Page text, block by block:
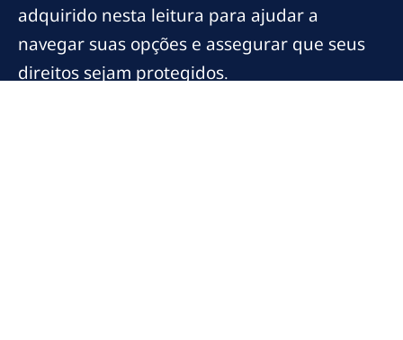
adquirido nesta leitura para ajudar a
navegar suas opções e assegurar que seus
direitos sejam protegidos.